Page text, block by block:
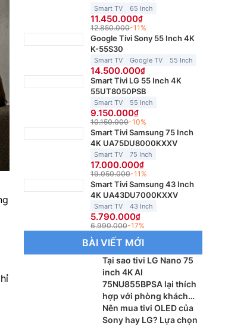
Smart TV 65 Inch
11.450.000
12.850.000-11%
Google Tivi Sony 55 Inch 4K
K-55S30
Smart TV Google TV 55 Inch
14.500.000
Smart Tivi LG 55 Inch 4K
55UT8050PSB
Smart TV 55 Inch
9.150.000
10.150.000-10%
Smart Tivi Samsung 75 Inch
4K UA75DU8000KXXV
Smart TV 75 Inch
17.000.000
19.050.000-11%
Smart Tivi Samsung 43 Inch
4K UA43DU7000KXXV
Smart TV 43 Inch
5.790.000
6.990.000-17%
BÀI VIẾT MỚI
Tại sao tivi LG Nano 75
inch 4K AI
75NU855BPSA lại thích
hợp với phòng khách
lớn?
Nên mua tivi OLED của
Sony hay LG? Lựa chọn